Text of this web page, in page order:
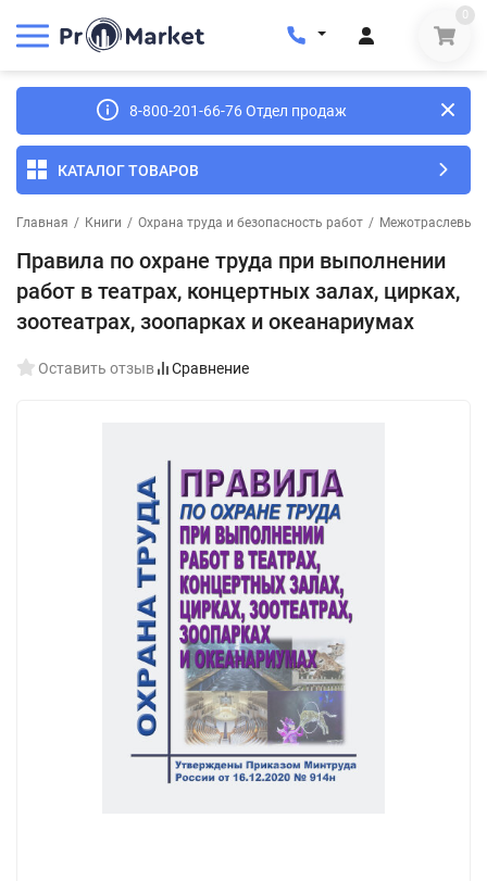
0
8-800-201-66-76 Отдел продаж
КАТАЛОГ ТОВАРОВ
Главная / Книги / Охрана труда и безопасность работ / Межотраслевые
Правила по охране труда при выполнении
работ в театрах, концертных залах, цирках,
зоотеатрах, зоопарках и океанариумах
Оставить отзыв Сравнение